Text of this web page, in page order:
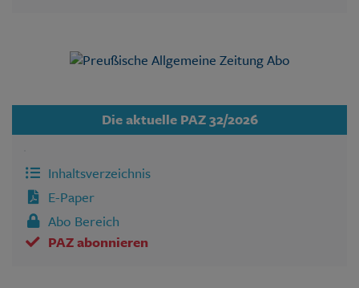
Die aktuelle PAZ 32/2026
Inhaltsverzeichnis
E-Paper
Abo Bereich
PAZ abonnieren